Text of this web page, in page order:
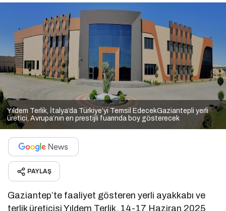
Yıldem Terlik, İtalya’da Türkiye’yi Temsil EdecekGaziantepli yerli
üretici, Avrupa’nın en prestijli fuarında boy gösterecek
PAYLAŞ
Gaziantep’te faaliyet gösteren yerli ayakkabı ve
terlik üreticisi Yıldem Terlik, 14-17 Haziran 2025